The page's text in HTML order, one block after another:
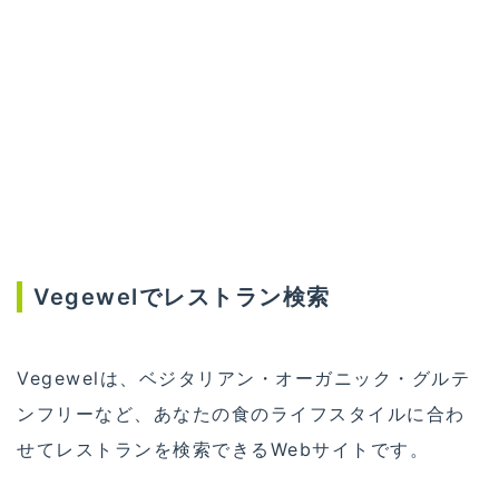
Vegewelでレストラン検索
Vegewelは、ベジタリアン・オーガニック・グルテ
ンフリーなど、あなたの食のライフスタイルに合わ
せてレストランを検索できるWebサイトです。